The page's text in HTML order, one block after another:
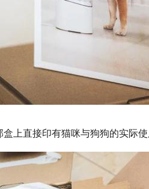
上直接印有猫咪与狗狗的实际